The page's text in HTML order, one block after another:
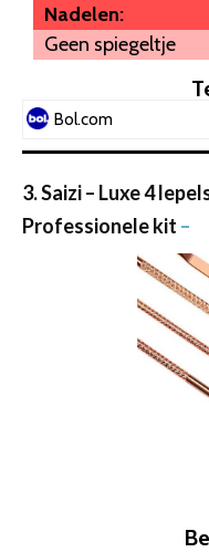
Nadelen:
Geen spiegeltje
Bol.com
3. Saizi – Luxe 4
Professionele kit –